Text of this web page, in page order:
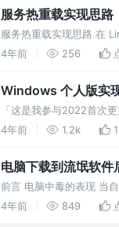
服务热重载实现思路
服务热重载实现思路 在
文件资源交给子进程，子
4年前 256
Windows 个人版实
「这是我参与2022首次
定向至hook程序的dll文
4年前 1.2k 1
电脑下载到流氓软件
前言 电脑中毒的表现 当
你，你的电脑已经被流氓
4年前 849